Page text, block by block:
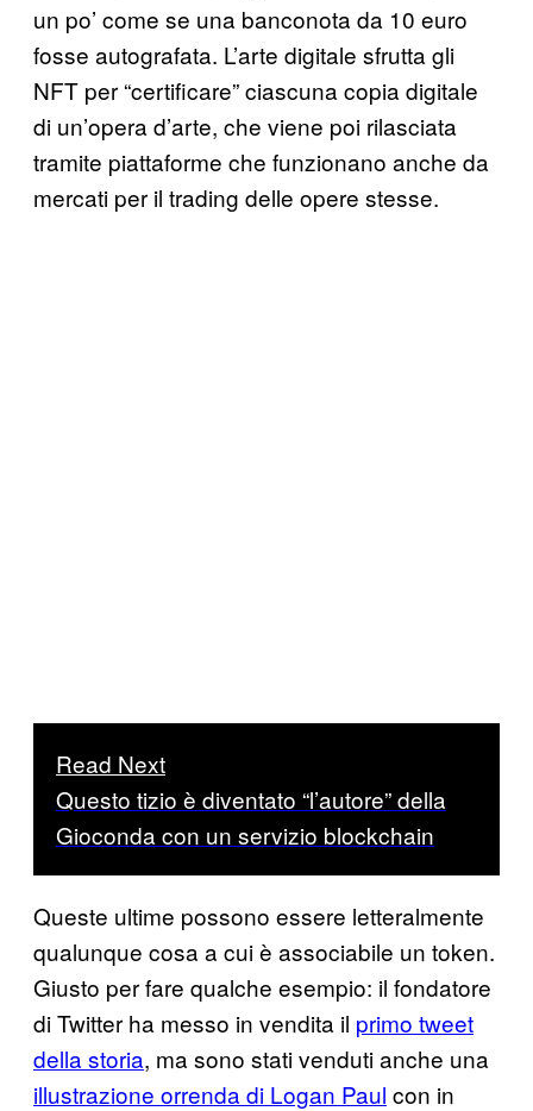
un po’ come se una banconota da 10 euro
fosse autografata. L’arte digitale sfrutta gli
NFT per “certificare” ciascuna copia digitale
di un’opera d’arte, che viene poi rilasciata
tramite piattaforme che funzionano anche da
mercati per il trading delle opere stesse.
Read Next
Questo tizio è diventato “l’autore” della
Gioconda con un servizio blockchain
Queste ultime possono essere letteralmente
qualunque cosa a cui è associabile un token.
Giusto per fare qualche esempio: il fondatore
di Twitter ha messo in vendita il primo tweet
della storia, ma sono stati venduti anche una
illustrazione orrenda di Logan Paul con in